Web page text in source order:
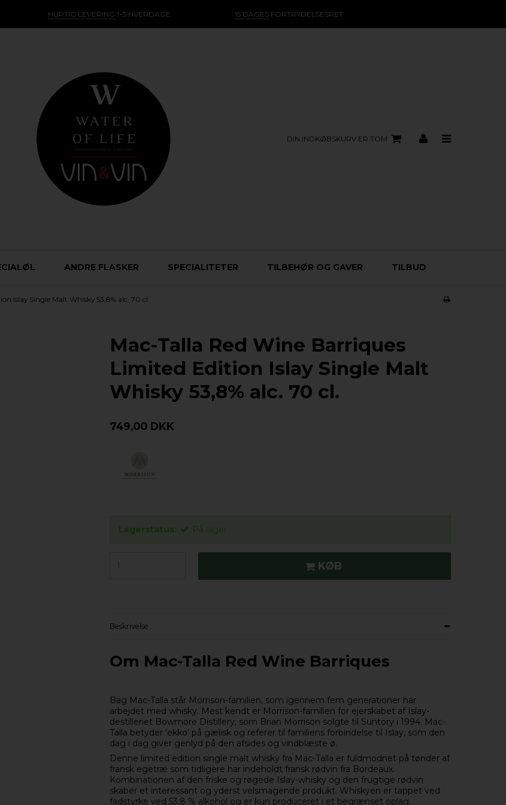
HURTIG LEVERING 1-3 HVERDAGE 15 DAGESFORTRYDELSESRET
DIN INDKØBSKURV ER TOM
ANDRE FLASKER SPECIALITETER TILBEHØR OG GAVER TILBUD
Islay Single Malt Whisky 53,8% alc. 70 cl.
Mac-Talla Red Wine Barriques
Limited Edition Islay Single Malt
Whisky 53,8% alc. 70 cl.
749,00 DKK
Lagerstatus: På lager
KØB
Beskrivelse
Om Mac-Talla Red Wine Barriques
Bag Mac-Talla står Morrison-familien, som igennem fem generationer har
arbejdet med whisky. Mest kendt er Morrison-familien for ejerskabet af Islay-
destilleriet Bowmore Distillery, som Brian Morrison solgte til Suntory i 1994. Mac-
Talla betyder ‘ekko’ på gælisk og referer til familiens forbindelse til Islay, som den
dag i dag giver genlyd på den afsides og vindblæste ø.
Denne limited edition single malt whisky fra Mac-Talla er fuldmodnet på tønder af
fransk egetræ som tidligere har indeholdt fransk rødvin fra Bordeaux.
Kombinationen af den friske og røgede Islay-whisky og den frugtige rødvin
skaber et interessant og yderst velsmagende produkt. Whiskyen er tappet ved
fadstyrke ved 53,8 % alkohol og er kun produceret i et begrænset oplag.